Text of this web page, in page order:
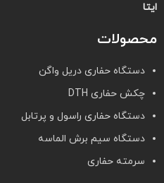
ایتا
محصولات
دستگاه حفاری دریل واگن
چکش حفاری DTH
دستگاه حفاری راسول و پرتابل
دستگاه سیم برش الماسه
سرمته حفاری